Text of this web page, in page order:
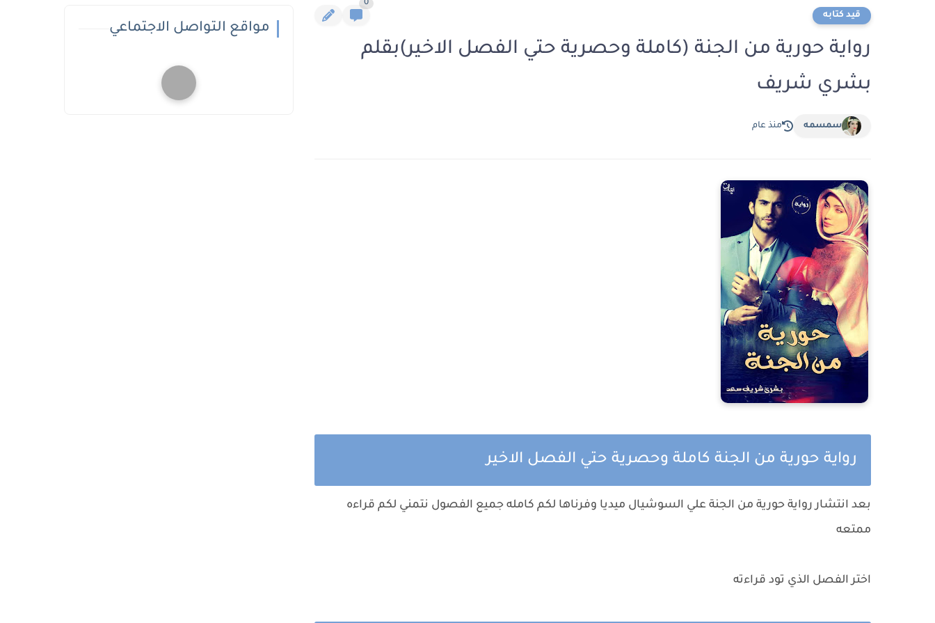
قيد كتابه
0
رواية حورية من الجنة (كاملة وحصرية حتي الفصل الاخير)بقلم
بشري شريف
سمسمه منذ عام
رواية حورية من الجنة كاملة وحصرية حتي الفصل الاخير
بعد انتشار رواية حورية من الجنة علي السوشيال ميديا وفرناها لكم كامله جميع الفصول نتمني لكم قراءه
ممتعه
اختر الفصل الذي تود قراءته
مواقع التواصل الاجتماعي